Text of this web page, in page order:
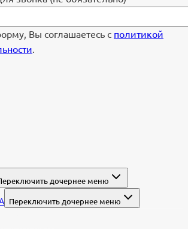
Вы соглашаетесь с политикой
.
дочернее меню
Переключить дочернее меню